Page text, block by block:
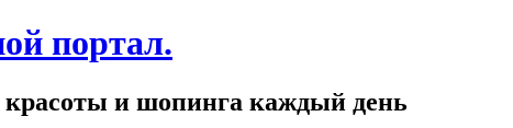
портал.
и шопинга каждый день